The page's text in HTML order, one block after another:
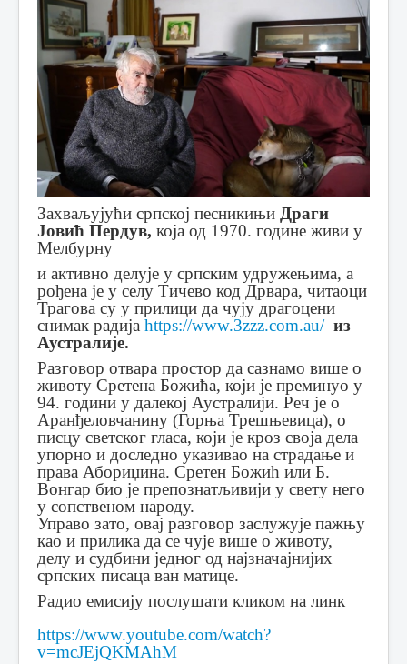
PISMA ČITALACA
IMPRESUM
Захваљујући српској песникињи Драги
Јовић Пердув, која од 1970. године живи у
Мелбурну
и активно делује у српским удружењима, а
рођена је у селу Тичево код Дрвара, читаоци
Трагова су у прилици да чују драгоцени
снимак радија https://www.3zzz.com.au/ из
Аустралије.
Разговор отвара простор да сазнамо више о
животу Сретена Божића, који је преминуо у
94. години у далекој Аустралији. Реч је о
Аранђеловчанину (Горња Трешњевица), о
писцу светског гласа, који је кроз своја дела
упорно и доследно указивао на страдање и
права Абориџина. Сретен Божић или Б.
Вонгар био је препознатљивији у свету него
у сопственом народу.
Управо зато, овај разговор заслужује пажњу
као и прилика да се чује више о животу,
делу и судбини једног од најзначајнијих
српских писаца ван матице.
Радио емисију послушати кликом на линк
https://www.youtube.com/watch?
v=mcJEjQKMAhM